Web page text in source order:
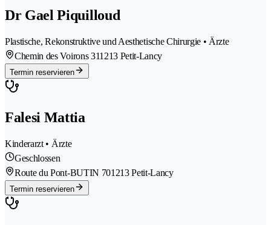
Dr Gael Piquilloud
Plastische, Rekonstruktive und Aesthetische Chirurgie • Ärzte
Chemin des Voirons 311213 Petit-Lancy
Termin reservieren
Falesi Mattia
Kinderarzt • Ärzte
Geschlossen
Route du Pont-BUTIN 701213 Petit-Lancy
Termin reservieren